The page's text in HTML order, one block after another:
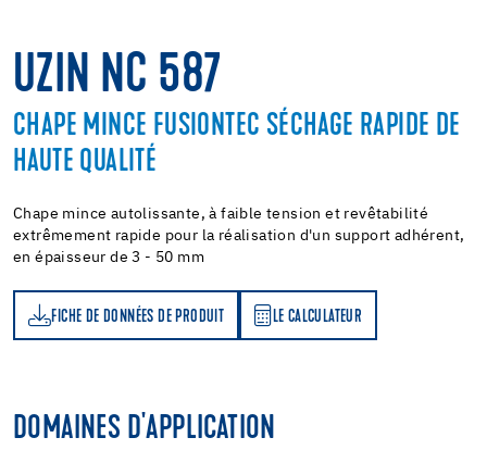
UZIN NC 587
CHAPE MINCE FUSIONTEC SÉCHAGE RAPIDE DE
HAUTE QUALITÉ
Chape mince autolissante, à faible tension et revêtabilité
extrêmement rapide pour la réalisation d'un support adhérent,
en épaisseur de 3 - 50 mm
FICHE DE DONNÉES DE PRODUIT LE CALCULATEUR
LE CALCULATEUR
DOMAINES D'APPLICATION